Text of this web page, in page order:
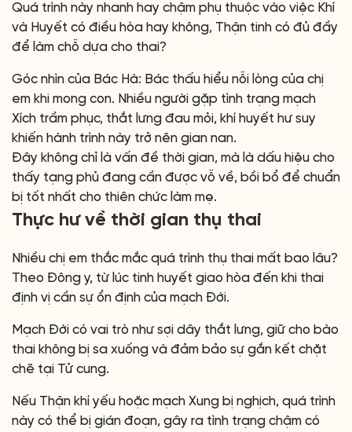
Quá trình này nhanh hay chậm phụ thuộc vào việc Khí
và Huyết có điều hòa hay không, Thận tinh có đủ đầy
để làm chỗ dựa cho thai?
Góc nhìn của Bác Hà: Bác thấu hiểu nỗi lòng của chị
em khi mong con. Nhiều người gặp tình trạng mạch
Xích trầm phục, thắt lưng đau mỏi, khí huyết hư suy
khiến hành trình này trở nên gian nan.
Đây không chỉ là vấn đề thời gian, mà là dấu hiệu cho
thấy tạng phủ đang cần được vỗ về, bồi bổ để chuẩn
bị tốt nhất cho thiên chức làm mẹ.
Thực hư về thời gian thụ thai
Nhiều chị em thắc mắc quá trình thụ thai mất bao lâu?
Theo Đông y, từ lúc tinh huyết giao hòa đến khi thai
định vị cần sự ổn định của mạch Đới.
Mạch Đới có vai trò như sợi dây thắt lưng, giữ cho bào
thai không bị sa xuống và đảm bảo sự gắn kết chặt
chẽ tại Tử cung.
Nếu Thận khí yếu hoặc mạch Xung bị nghịch, quá trình
này có thể bị gián đoạn, gây ra tình trạng chậm có